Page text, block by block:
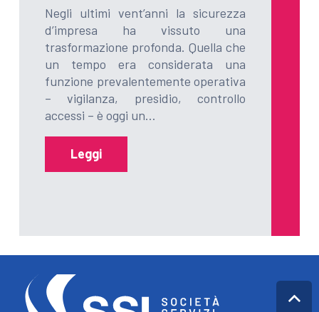
Negli ultimi vent’anni la sicurezza
d’impresa ha vissuto una
trasformazione profonda. Quella che
un tempo era considerata una
funzione prevalentemente operativa
– vigilanza, presidio, controllo
accessi – è oggi un…
Leggi